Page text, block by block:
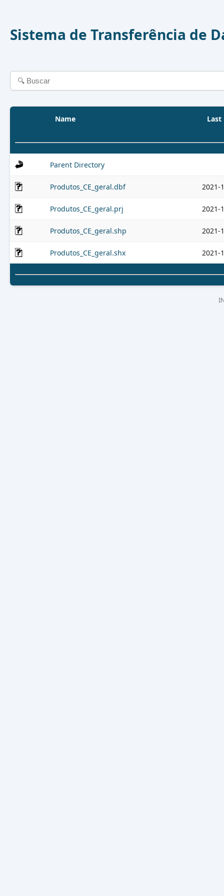
Sistema de Transferência de
Name
Parent Directory
Produtos_CE_geral.dbf 2021-
Produtos_CE_geral.prj 2021-
Produtos_CE_geral.shp 2021-
Produtos_CE_geral.shx 2021-